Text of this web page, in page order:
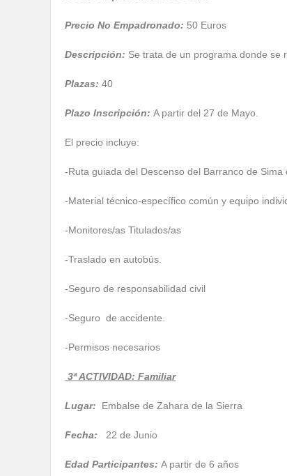
Precio No Empadronado: 50 Euros
Descripción: Se trata de un programa donde se
Plazas: 40
Plazo Inscripción: A partir del 27 de Mayo.
El precio incluye:
-Ruta guiada del Descenso del Barranco de Sima
-Material técnico-específico común y equipo
-Monitores/as Titulados/as
-Traslado en autobús.
-Seguro de responsabilidad civil
-Seguro de accidente.
-Permisos necesarios
3ª ACTIVIDAD: Familiar
Lugar: Embalse de Zahara de la Sierra
Fecha: 22 de Junio
Edad Participantes: A partir de 6 años